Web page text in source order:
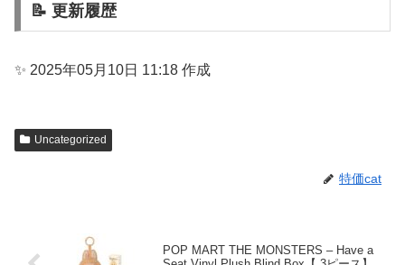
📝 更新履歴
✨ 2025年05月10日 11:18 作成
Uncategorized
特価cat
POP MART THE MONSTERS – Have a